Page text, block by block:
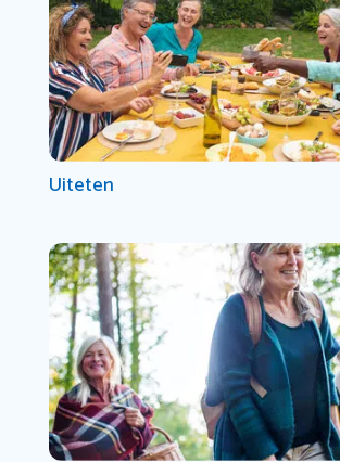
Uiteten